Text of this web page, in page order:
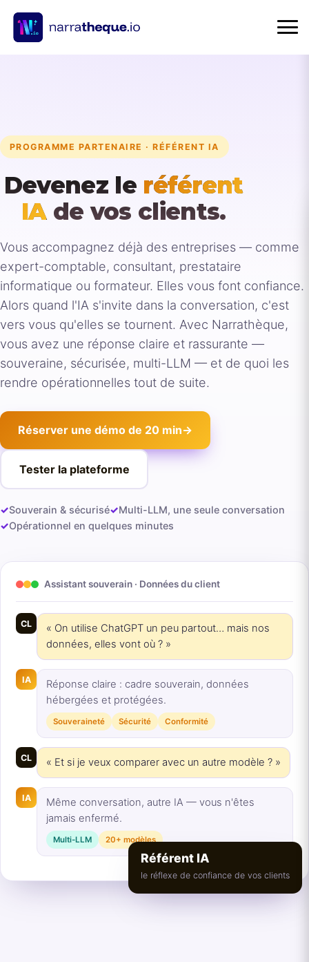
PROGRAMME PARTENAIRE · RÉFÉRENT IA
Devenez le référent
IAde vos clients.
Vous accompagnez déjà des entreprises — comme
expert-comptable, consultant, prestataire
informatique ou formateur. Elles vous font confiance.
Alors quand l'IA s'invite dans la conversation, c'est
vers vous qu'elles se tournent. Avec Narrathèque,
vous avez une réponse claire et rassurante —
souveraine, sécurisée, multi-LLM — et de quoi les
rendre opérationnelles tout de suite.
Réserver une démo de 20 min→
Tester la plateforme
✓Souverain & sécurisé✓Multi-LLM, une seule conversation
✓Opérationnel en quelques minutes
Assistant souverain · Données du client
CL
« On utilise ChatGPT un peu partout… mais nos
données, elles vont où ? »
IA
Réponse claire : cadre souverain, données
hébergées et protégées.
Souveraineté Sécurité Conformité
CL « Et si je veux comparer avec un autre modèle ? »
IA
Même conversation, autre IA — vous n'êtes
jamais enfermé.
Multi-LLM 20+ modèles
Référent IA
le réflexe de confiance de vos clients